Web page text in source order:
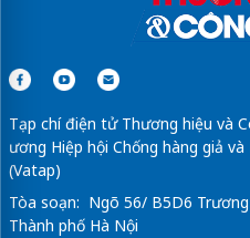
Tạp chí điện tử Thương hiệu và
ương Hiệp hội Chống hàng giả
(Vatap)
Tòa soạn: Ngõ 56/ B5D6 Trương
Thành phố Hà Nội